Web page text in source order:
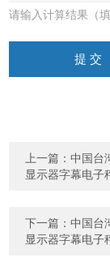
请输入计算结果（
上一篇：中国台
显示器字幕电子
下一篇：中国台
显示器字幕电子